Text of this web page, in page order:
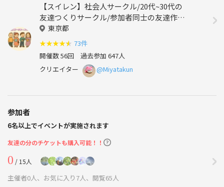
【スイレン】社会人サークル/20代~30代の
友達つくりサークル/参加者同士の友達作り
サークル/東京（関東）
東京都
★★★★★ 73件
開催数 56回 過去参加 647人
クリエイター
@Miyatakun
参加者
6名以上でイベントが実施されます
友達の分のチケットも購入可能！！
0 / 15人
主催者0人、お気に入り7人、閲覧65人